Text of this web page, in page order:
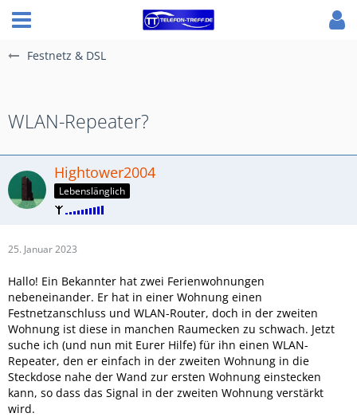
Festnetz & DSL
WLAN-Repeater?
Hightower2004
Lebenslänglich
25. Januar 2023
Hallo! Ein Bekannter hat zwei Ferienwohnungen
nebeneinander. Er hat in einer Wohnung einen
Festnetzanschluss und WLAN-Router, doch in der zweiten
Wohnung ist diese in manchen Raumecken zu schwach. Jetzt
suche ich (und nun mit Eurer Hilfe) für ihn einen WLAN-
Repeater, den er einfach in der zweiten Wohnung in die
Steckdose nahe der Wand zur ersten Wohnung einstecken
kann, so dass das Signal in der zweiten Wohnung verstärkt
wird.